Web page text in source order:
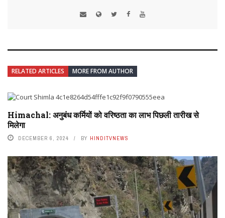
RELATED ARTICLES MORE FROM AUTHOR
Himachal: अनुबंध कर्मियों को वरिष्ठता का लाभ पिछली तारीख से
मिलेगा
DECEMBER 6, 2024 BY HINDITVNEWS